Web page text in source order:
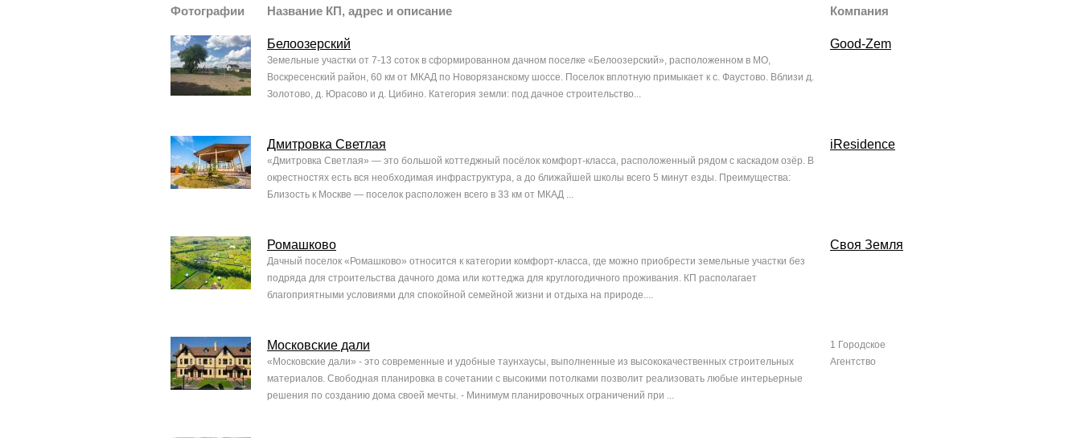
Фотографии Название КП, адрес и описание Компания
Белоозерский
Земельные участки от 7-13 соток в сформированном дачном поселке «Белоозерский», расположенном в МО,
Воскресенский район, 60 км от МКАД по Новорязанскому шоссе. Поселок вплотную примыкает к с. Фаустово. Вблизи д.
Золотово, д. Юрасово и д. Цибино. Категория земли: под дачное строительство...
Good-Zem
Дмитровка Светлая
«Дмитровка Светлая» — это большой коттеджный посёлок комфорт-класса, расположенный рядом с каскадом озёр. В
окрестностях есть вся необходимая инфраструктура, а до ближайшей школы всего 5 минут езды. Преимущества:
Близость к Москве — поселок расположен всего в 33 км от МКАД ...
iResidence
Ромашково
Дачный поселок «Ромашково» относится к категории комфорт-класса, где можно приобрести земельные участки без
подряда для строительства дачного дома или коттеджа для круглогодичного проживания. КП располагает
благоприятными условиями для спокойной семейной жизни и отдыха на природе....
Своя Земля
Московские дали
«Московские дали» - это современные и удобные таунхаусы, выполненные из высококачественных строительных
материалов. Свободная планировка в сочетании с высокими потолками позволит реализовать любые интерьерные
решения по созданию дома своей мечты. - Минимум планировочных ограничений при ...
1 Городское
Агентство